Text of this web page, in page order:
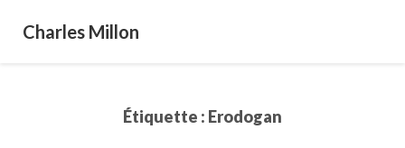
Charles Millon
Étiquette : Erodogan